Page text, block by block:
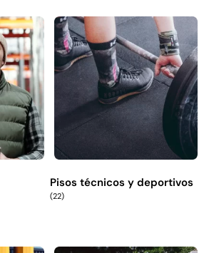
Pisos técnicos y deportivos
(22)